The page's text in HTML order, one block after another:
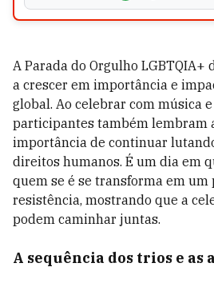
A Parada do Orgulho LGBTQIA+
a crescer em importância e
global. Ao celebrar com música e
participantes também lembram
importância de continuar
direitos humanos. É um dia em
quem se é se transforma em um
resistência, mostrando que a
podem caminhar juntas.
A sequência dos trios e as